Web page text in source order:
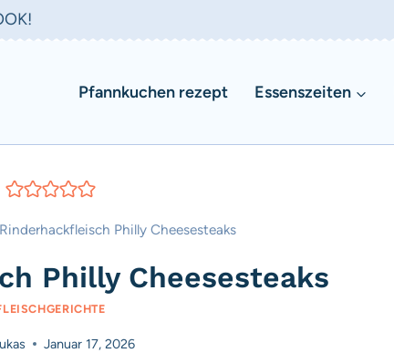
Pfannkuchen rezept Essenszeiten
Rinderhackfleisch Philly Cheesesteaks
Philly Cheesesteaks
Januar 17, 2026